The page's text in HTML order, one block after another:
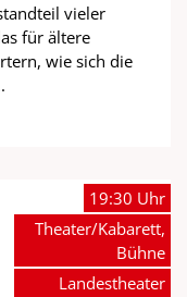
vieler
für ältere
wie sich die
19:30 Uhr
Theater/Kabarett,
Bühne
Landestheater